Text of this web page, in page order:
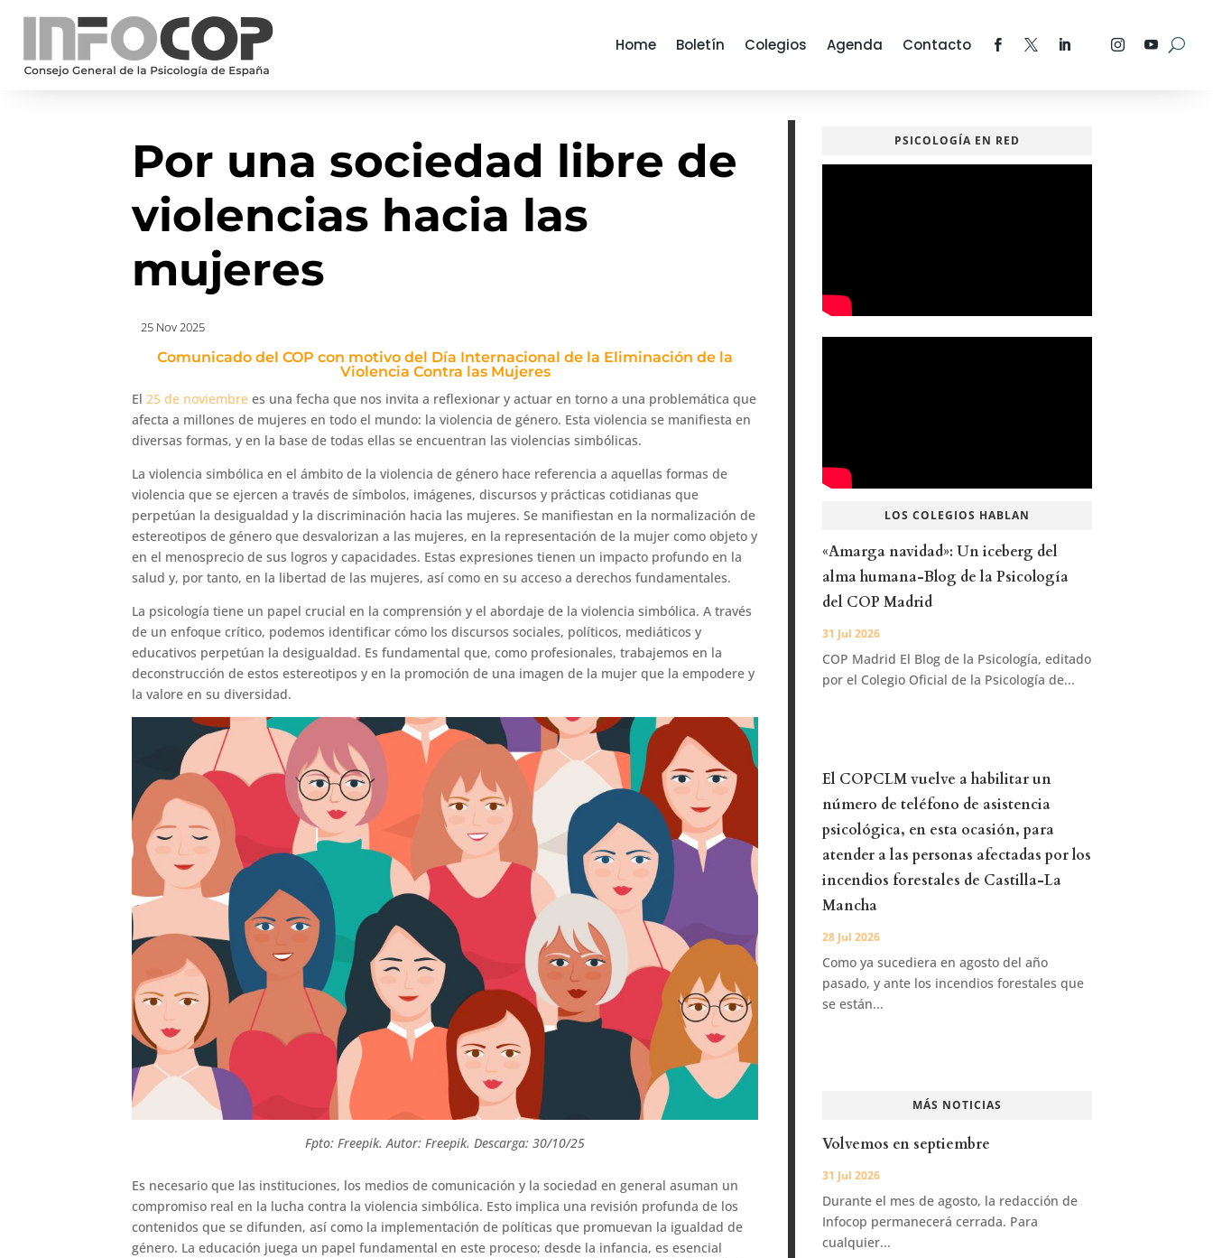
Home Boletín Colegios Agenda Contacto
Por una sociedad libre de
violencias hacia las
mujeres
25 Nov 2025
Comunicado del COP con motivo del Día Internacional de la Eliminación de la
Violencia Contra las Mujeres
El 25 de noviembre es una fecha que nos invita a reflexionar y actuar en torno a una problemática que
afecta a millones de mujeres en todo el mundo: la violencia de género. Esta violencia se manifiesta en
diversas formas, y en la base de todas ellas se encuentran las violencias simbólicas.
La violencia simbólica en el ámbito de la violencia de género hace referencia a aquellas formas de
violencia que se ejercen a través de símbolos, imágenes, discursos y prácticas cotidianas que
perpetúan la desigualdad y la discriminación hacia las mujeres. Se manifiestan en la normalización de
estereotipos de género que desvalorizan a las mujeres, en la representación de la mujer como objeto y
en el menosprecio de sus logros y capacidades. Estas expresiones tienen un impacto profundo en la
salud y, por tanto, en la libertad de las mujeres, así como en su acceso a derechos fundamentales.
La psicología tiene un papel crucial en la comprensión y el abordaje de la violencia simbólica. A través
de un enfoque crítico, podemos identificar cómo los discursos sociales, políticos, mediáticos y
educativos perpetúan la desigualdad. Es fundamental que, como profesionales, trabajemos en la
deconstrucción de estos estereotipos y en la promoción de una imagen de la mujer que la empodere y
la valore en su diversidad.
Fpto: Freepik. Autor: Freepik. Descarga: 30/10/25
Es necesario que las instituciones, los medios de comunicación y la sociedad en general asuman un
compromiso real en la lucha contra la violencia simbólica. Esto implica una revisión profunda de los
contenidos que se difunden, así como la implementación de políticas que promuevan la igualdad de
género. La educación juega un papel fundamental en este proceso; desde la infancia, es esencial
PSICOLOGÍA EN RED
LOS COLEGIOS HABLAN
«Amarga navidad»: Un iceberg del
alma humana-Blog de la Psicología
del COP Madrid
31 Jul 2026
COP Madrid El Blog de la Psicología, editado
por el Colegio Oficial de la Psicología de...
El COPCLM vuelve a habilitar un
número de teléfono de asistencia
psicológica, en esta ocasión, para
atender a las personas afectadas por los
incendios forestales de Castilla-La
Mancha
28 Jul 2026
Como ya sucediera en agosto del año
pasado, y ante los incendios forestales que
se están...
MÁS NOTICIAS
Volvemos en septiembre
31 Jul 2026
Durante el mes de agosto, la redacción de
Infocop permanecerá cerrada. Para
cualquier...